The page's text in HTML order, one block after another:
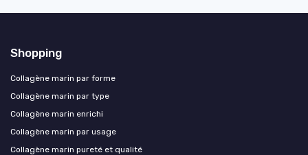
Shopping
Collagène marin par forme
Collagène marin par type
Collagène marin enrichi
Collagène marin par usage
Collagène marin pureté et qualité